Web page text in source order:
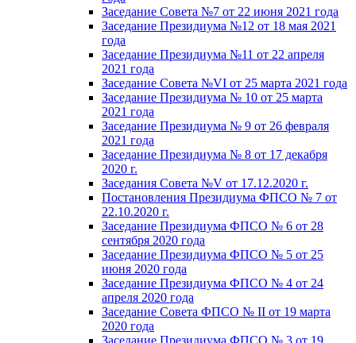
Заседание Совета №7 от 22 июня 2021 года
Заседание Президиума №12 от 18 мая 2021
года
Заседание Президиума №11 от 22 апреля
2021 года
Заседание Совета №VI от 25 марта 2021 года
Заседание Президиума № 10 от 25 марта
2021 года
Заседание Президиума № 9 от 26 февраля
2021 года
Заседание Президиума № 8 от 17 декабря
2020 г.
Заседания Совета №V от 17.12.2020 г.
Постановления Президиума ФПСО № 7 от
22.10.2020 г.
Заседание Президиума ФПСО № 6 от 28
сентября 2020 года
Заседание Президиума ФПСО № 5 от 25
июня 2020 года
Заседание Президиума ФПСО № 4 от 24
апреля 2020 года
Заседание Совета ФПСО № II от 19 марта
2020 года
Заседание Президиума ФПСО № 3 от 19